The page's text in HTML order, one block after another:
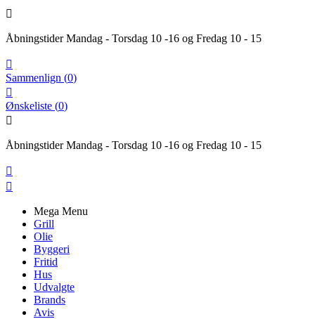

Åbningstider Mandag - Torsdag 10 -16 og Fredag 10 - 15

Sammenlign (0)

Ønskeliste (0)

Åbningstider Mandag - Torsdag 10 -16 og Fredag 10 - 15


Mega Menu
Grill
Olie
Byggeri
Fritid
Hus
Udvalgte
Brands
Avis